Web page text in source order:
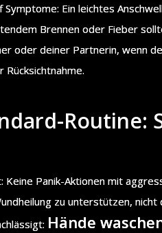
Ein leichtes
Brennen oder Fieber
oder deiner Partnerin, wenn
Panik-Aktionen mit
zu unterstützen,
Hände